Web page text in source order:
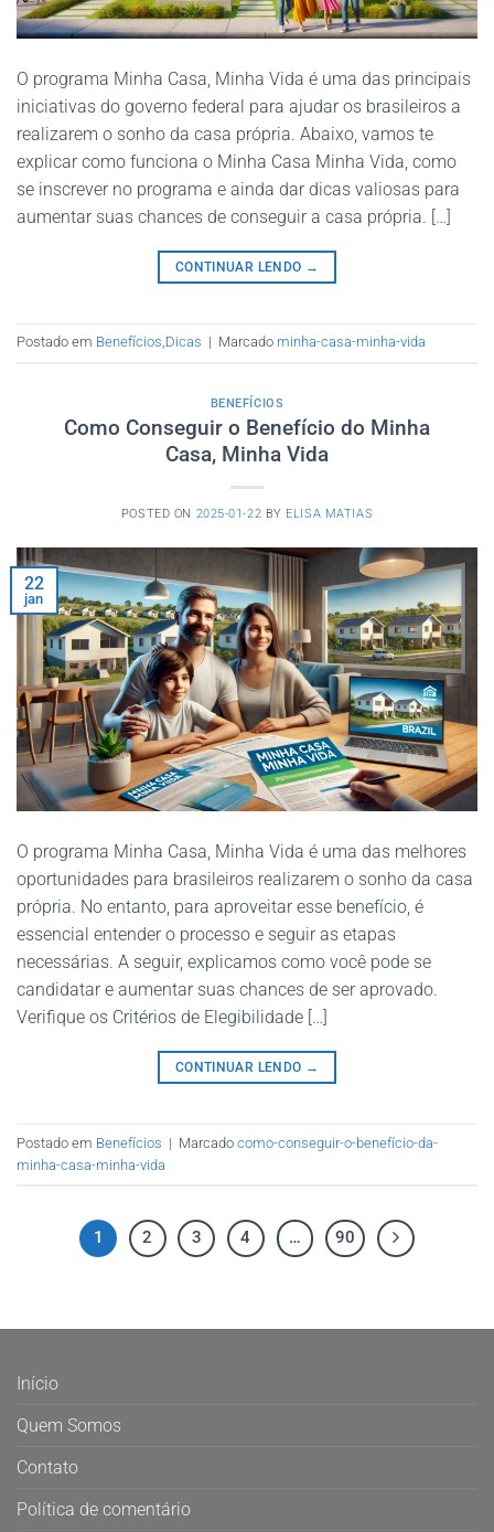
O programa Minha Casa, Minha Vida é uma das principais
iniciativas do governo federal para ajudar os brasileiros a
realizarem o sonho da casa própria. Abaixo, vamos te
explicar como funciona o Minha Casa Minha Vida, como
se inscrever no programa e ainda dar dicas valiosas para
aumentar suas chances de conseguir a casa própria. […]
CONTINUAR LENDO →
Postado em Benefícios,Dicas | Marcado minha-casa-minha-vida
BENEFÍCIOS
Como Conseguir o Benefício do Minha
Casa, Minha Vida
POSTED ON 2025-01-22 BY ELISA MATIAS
22
jan
O programa Minha Casa, Minha Vida é uma das melhores
oportunidades para brasileiros realizarem o sonho da casa
própria. No entanto, para aproveitar esse benefício, é
essencial entender o processo e seguir as etapas
necessárias. A seguir, explicamos como você pode se
candidatar e aumentar suas chances de ser aprovado.
Verifique os Critérios de Elegibilidade […]
CONTINUAR LENDO →
Postado em Benefícios | Marcado como-conseguir-o-benefício-da-
minha-casa-minha-vida
1 2 3 4 … 90
Início
Quem Somos
Contato
Política de comentário